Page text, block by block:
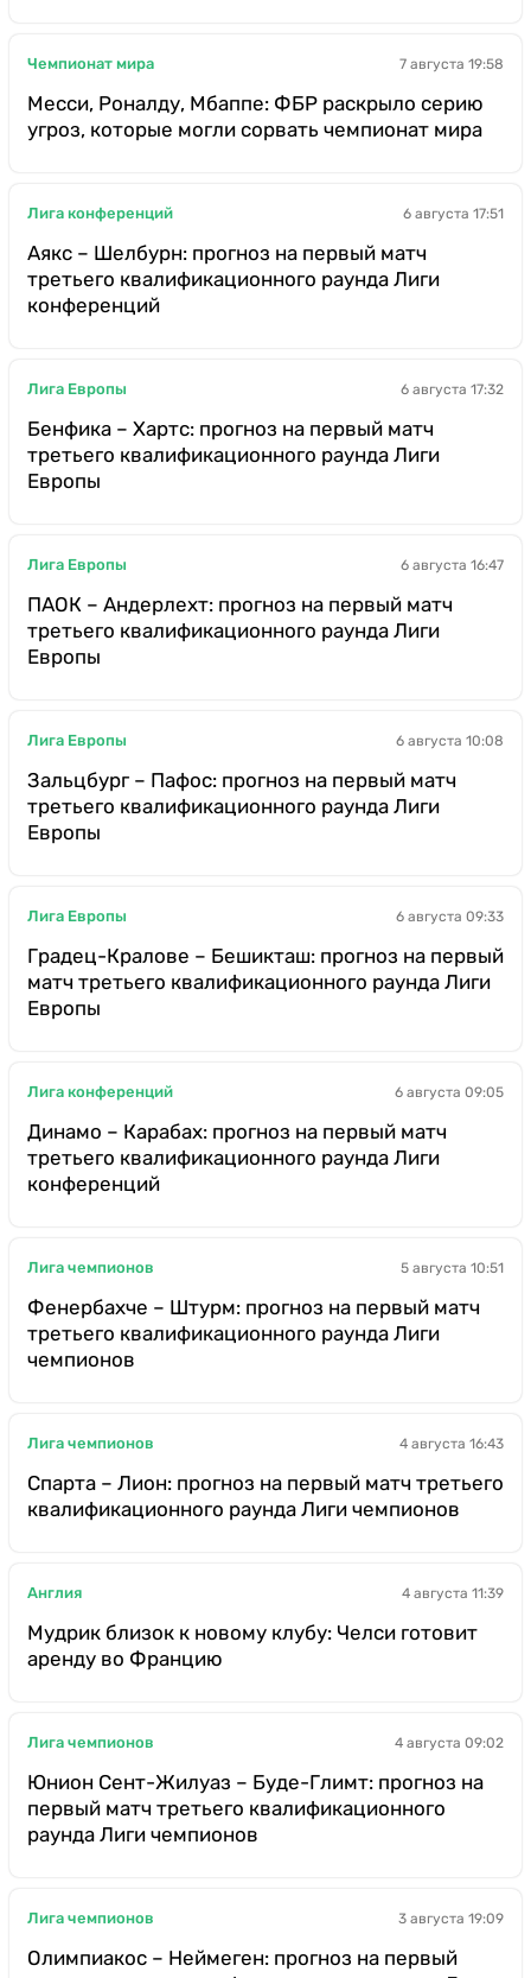
Чемпионат мира 7 августа 19:58
Месси, Роналду, Мбаппе: ФБР раскрыло серию
угроз, которые могли сорвать чемпионат мира
Лига конференций 6 августа 17:51
Аякс – Шелбурн: прогноз на первый матч
третьего квалификационного раунда Лиги
конференций
Лига Европы 6 августа 17:32
Бенфика – Хартс: прогноз на первый матч
третьего квалификационного раунда Лиги
Европы
Лига Европы 6 августа 16:47
ПАОК – Андерлехт: прогноз на первый матч
третьего квалификационного раунда Лиги
Европы
Лига Европы 6 августа 10:08
Зальцбург – Пафос: прогноз на первый матч
третьего квалификационного раунда Лиги
Европы
Лига Европы 6 августа 09:33
Градец-Кралове – Бешикташ: прогноз на первый
матч третьего квалификационного раунда Лиги
Европы
Лига конференций 6 августа 09:05
Динамо – Карабах: прогноз на первый матч
третьего квалификационного раунда Лиги
конференций
Лига чемпионов 5 августа 10:51
Фенербахче – Штурм: прогноз на первый матч
третьего квалификационного раунда Лиги
чемпионов
Лига чемпионов 4 августа 16:43
Спарта – Лион: прогноз на первый матч третьего
квалификационного раунда Лиги чемпионов
Англия 4 августа 11:39
Мудрик близок к новому клубу: Челси готовит
аренду во Францию
Лига чемпионов 4 августа 09:02
Юнион Сент-Жилуаз – Буде-Глимт: прогноз на
первый матч третьего квалификационного
раунда Лиги чемпионов
Лига чемпионов 3 августа 19:09
Олимпиакос – Неймеген: прогноз на первый